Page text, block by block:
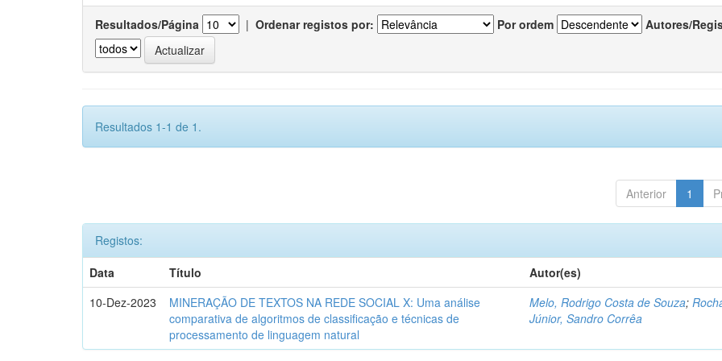
Resultados/Página | Ordenar registos por: Por ordem Autores/
Resultados 1-1 de 1.
Anterior 1
Registos:
Data
Título
Autor(es)
10-Dez-2023
MINERAÇÃO DE TEXTOS NA REDE SOCIAL X: Uma análise
comparativa de algoritmos de classificação e técnicas de
processamento de linguagem natural
Melo, Rodrigo Costa de Souza;
Júnior, Sandro Corrêa